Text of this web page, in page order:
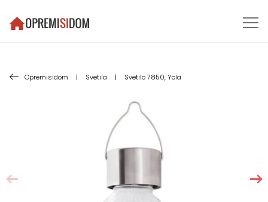
Opremisidom | Svetila | Svetilo 7850, Yola